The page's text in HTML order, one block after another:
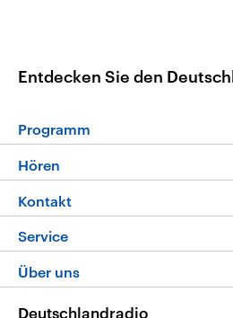
Entdecken Sie den
Programm
Die Nachrichten
Nachrichtenleicht
Neue Beiträge auf dlf.de
Hören
Livestream
Podcasts
Deutschlandfunk App
Nachrichten App
Kontakt
Hörerservice
Service
FAQ
Über uns
Deutschlandradio